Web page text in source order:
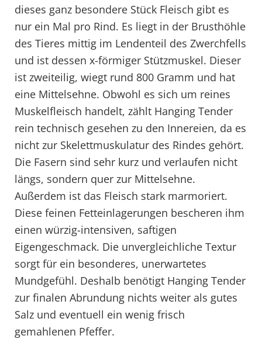
dieses ganz besondere Stück Fleisch gibt es
nur ein Mal pro Rind. Es liegt in der Brusthöhle
des Tieres mittig im Lendenteil des Zwerchfells
und ist dessen x-förmiger Stützmuskel. Dieser
ist zweiteilig, wiegt rund 800 Gramm und hat
eine Mittelsehne. Obwohl es sich um reines
Muskelfleisch handelt, zählt Hanging Tender
rein technisch gesehen zu den Innereien, da es
nicht zur Skelettmuskulatur des Rindes gehört.
Die Fasern sind sehr kurz und verlaufen nicht
längs, sondern quer zur Mittelsehne.
Außerdem ist das Fleisch stark marmoriert.
Diese feinen Fetteinlagerungen bescheren ihm
einen würzig-intensiven, saftigen
Eigengeschmack. Die unvergleichliche Textur
sorgt für ein besonderes, unerwartetes
Mundgefühl. Deshalb benötigt Hanging Tender
zur finalen Abrundung nichts weiter als gutes
Salz und eventuell ein wenig frisch
gemahlenen Pfeffer.